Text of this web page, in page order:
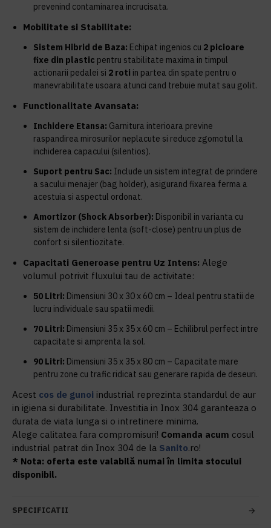
prevenind contaminarea incrucisata.
Mobilitate si Stabilitate:
Sistem Hibrid de Baza: Echipat ingenios cu 2 picioare
fixe din plastic pentru stabilitate maxima in timpul
actionarii pedalei si 2 roti in partea din spate pentru o
manevrabilitate usoara atunci cand trebuie mutat sau golit.
Functionalitate Avansata:
Inchidere Etansa: Garnitura interioara previne
raspandirea mirosurilor neplacute si reduce zgomotul la
inchiderea capacului (silentios).
Suport pentru Sac: Include un sistem integrat de prindere
a sacului menajer (bag holder), asigurand fixarea ferma a
acestuia si aspectul ordonat.
Amortizor (Shock Absorber): Disponibil in varianta cu
sistem de inchidere lenta (soft-close) pentru un plus de
confort si silentiozitate.
Capacitati Generoase pentru Uz Intens: Alege
volumul potrivit fluxului tau de activitate:
50 Litri: Dimensiuni 30 x 30 x 60 cm – Ideal pentru statii de
lucru individuale sau spatii medii.
70 Litri: Dimensiuni 35 x 35 x 60 cm – Echilibrul perfect intre
capacitate si amprenta la sol.
90 Litri: Dimensiuni 35 x 35 x 80 cm – Capacitate mare
pentru zone cu trafic ridicat sau generare rapida de deseuri.
Acest cos de gunoi industrial reprezinta standardul de aur
in igiena si durabilitate. Investitia in Inox 304 garanteaza o
durata de viata lunga si o intretinere minima.
Alege calitatea fara compromisuri! Comanda acum cosul
industrial patrat din Inox 304 de la Sanito.ro!
* Nota: oferta este valabilă numai în limita stocului
disponibil.
SPECIFICATII